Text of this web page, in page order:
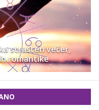
strasten večer,
romantike